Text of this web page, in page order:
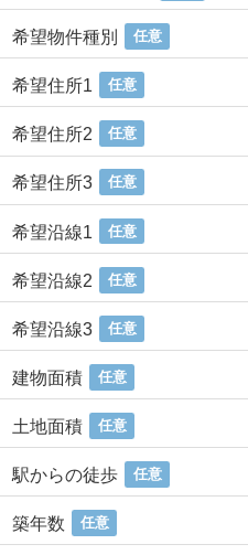
希望物件種別 任意
希望住所1 任意
希望住所2 任意
希望住所3 任意
希望沿線1 任意
希望沿線2 任意
希望沿線3 任意
建物面積 任意
土地面積 任意
駅からの徒歩 任意
築年数 任意